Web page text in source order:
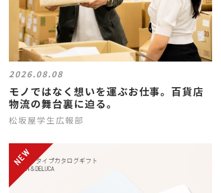
2026.08.08
モノではなく想いを運ぶお仕事。百貨店
物流の舞台裏に迫る。
松坂屋学生広報部